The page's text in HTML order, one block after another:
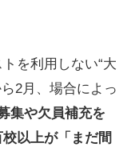
を利用しない“大
2月、場合によっ
集や欠員補充を
以上が「まだ間